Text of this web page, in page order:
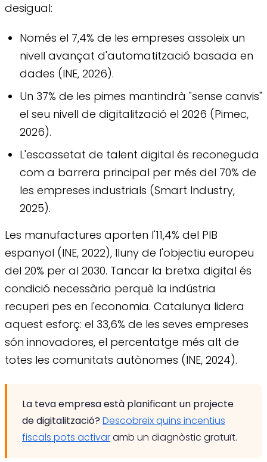
desigual:
Només el 7,4% de les empreses assoleix un
nivell avançat d'automatització basada en
dades (INE, 2026).
Un 37% de les pimes mantindrà "sense canvis"
el seu nivell de digitalització el 2026 (Pimec,
2026).
L'escassetat de talent digital és reconeguda
com a barrera principal per més del 70% de
les empreses industrials (Smart Industry,
2025).
Les manufactures aporten l'11,4% del PIB
espanyol (INE, 2022), lluny de l'objectiu europeu
del 20% per al 2030. Tancar la bretxa digital és
condició necessària perquè la indústria
recuperi pes en l'economia. Catalunya lidera
aquest esforç: el 33,6% de les seves empreses
són innovadores, el percentatge més alt de
totes les comunitats autònomes (INE, 2024).
La teva empresa està planificant un projecte
de digitalització? Descobreix quins incentius
fiscals pots activaramb un diagnòstic gratuït.